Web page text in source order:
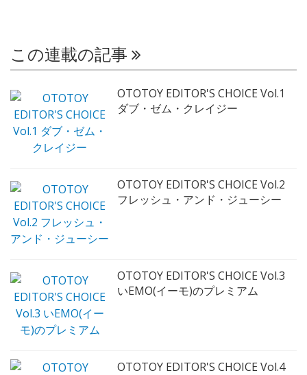
この連載の記事
OTOTOY EDITOR'S CHOICE Vol.1
ダブ・ゼム・クレイジー
OTOTOY EDITOR'S CHOICE Vol.2
フレッシュ・アンド・ジューシー
OTOTOY EDITOR'S CHOICE Vol.3
いEMO(イーモ)のプレミアム
OTOTOY EDITOR'S CHOICE Vol.4